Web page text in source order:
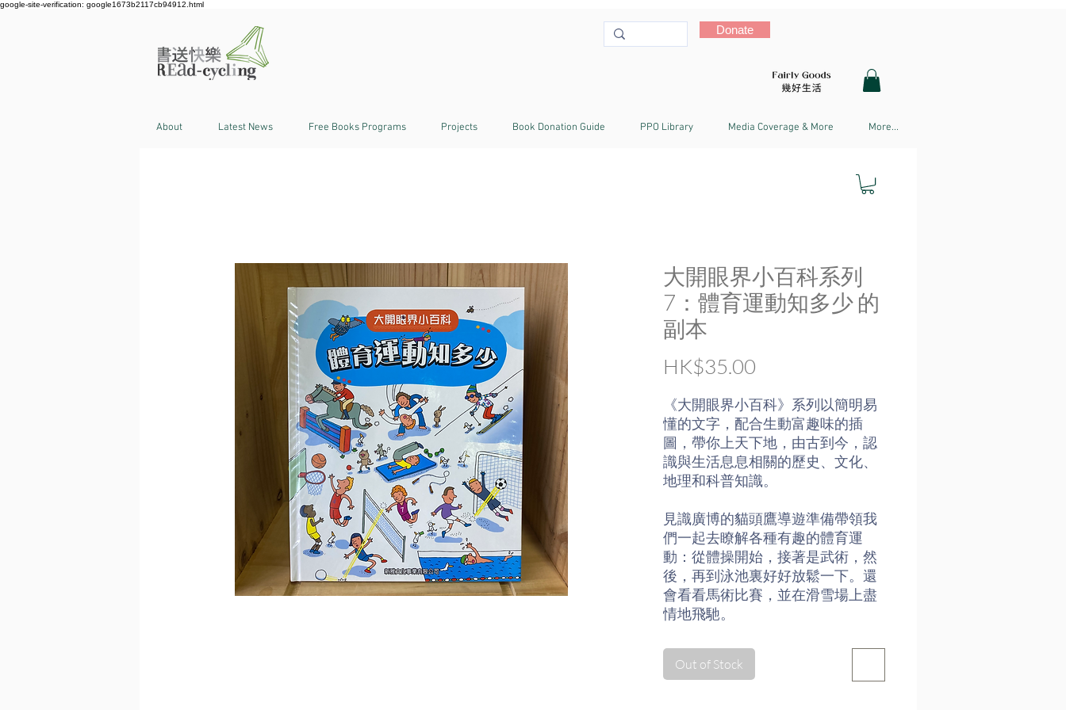
google-site-verification: google1673b2117cb94912.html
Donate
About Latest News Free Books Programs Projects Book Donation Guide PPO Library Media Coverage & More More...
大開眼界小百科系列
7：體育運動知多少 的
副本
HK$35.00
《大開眼界小百科》系列以簡明易
懂的文字，配合生動富趣味的插
圖，帶你上天下地，由古到今，認
識與生活息息相關的歷史、文化、
地理和科普知識。
見識廣博的貓頭鷹導遊準備帶領我
們一起去瞭解各種有趣的體育運
動：從體操開始，接著是武術，然
後，再到泳池裏好好放鬆一下。還
會看看馬術比賽，並在滑雪場上盡
情地飛馳。
本書共分為8個章節，包括體操、武
術、游泳、馬術、滑雪、足球、排
Out of Stock